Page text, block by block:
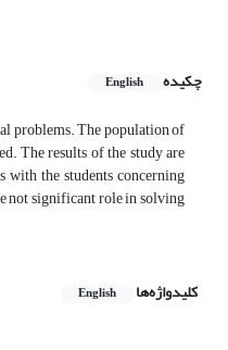
چکیده
English
problems. The population of
The results of the study are
with the students concerning
not significant role in solving
کلیدواژه‌ها English